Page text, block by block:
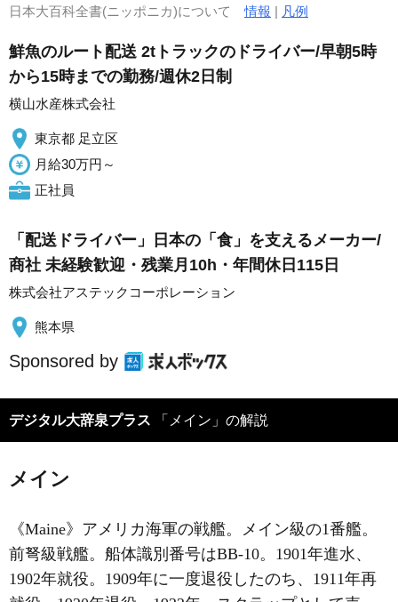
日本大百科全書(ニッポニカ)について情報 | 凡例
鮮魚のルート配送 2tトラックのドライバー/早朝5時
から15時までの勤務/週休2日制
横山水産株式会社
東京都 足立区
月給30万円～
正社員
「配送ドライバー」日本の「食」を支えるメーカー/
商社 未経験歓迎・残業月10h・年間休日115日
株式会社アステックコーポレーション
熊本県
Sponsored by
デジタル大辞泉プラス 「メイン」の解説
メイン
《Maine》アメリカ海軍の戦艦。メイン級の1番艦。
前弩級戦艦。船体識別番号はBB-10。1901年進水、
1902年就役。1909年に一度退役したのち、1911年再